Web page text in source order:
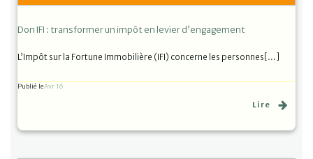
Don IFI : transformer un impôt en levier d’engagement
L’Impôt sur la Fortune Immobilière (IFI) concerne les personnes[…]
Publié leAvr 16
Lire